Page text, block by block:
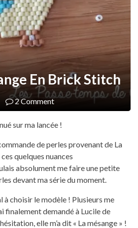
En Brick Stitch
2 Comment
sur ma lancée !
de perles provenant de La
quelques nuances
absolument me faire une petite
devant ma série du moment.
à choisir le modèle ! Plusieurs me
finalement demandé à Lucile de
elle m’a dit « La mésange » !